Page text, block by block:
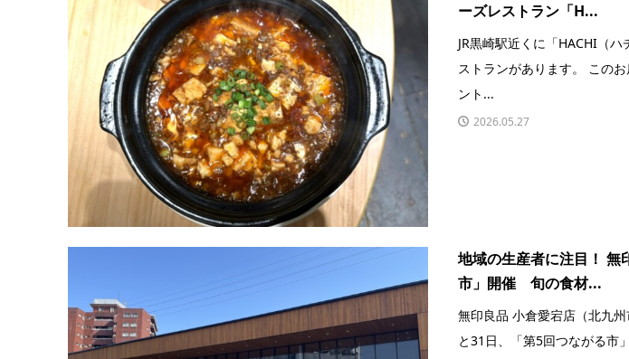
ーズレストラン「H...
JR黒崎駅近くに「HACHI（
ストランがあります。 この
ント...
2026.05.27
地域の生産者に注目！ 無
市」開催 旬の食材...
無印良品 小倉愛宕店（北九
と31日、「第5回つながる市